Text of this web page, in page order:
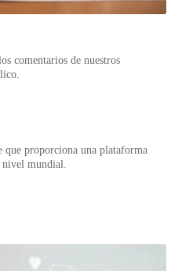
comentarios de nuestros
proporciona una plataforma
mundial.